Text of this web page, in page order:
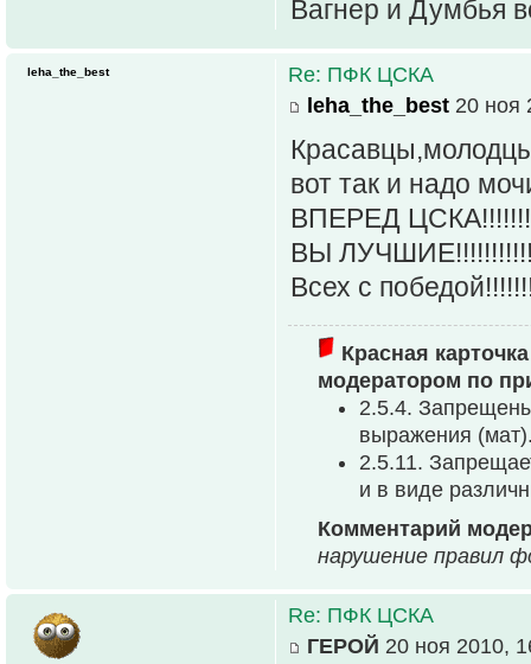
Вагнер и Думбья
Re: ПФК ЦСКА
leha_the_best 20 ноя
вот так и надо
ВПЕРЕД
ВЫ
Всех с
Красная
модератором по
2.5.4.
выpажения
2.5.11.
и в виде
Комментарий
нарушение правил
leha_the_best
Re: ПФК ЦСКА
ГЕРОЙ 20 ноя 2010,